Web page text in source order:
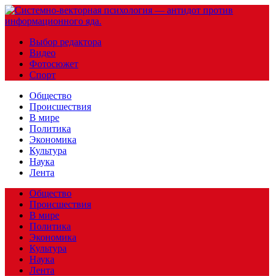
Выбор редактора
Видео
Фотосюжет
Спорт
Общество
Происшествия
В мире
Политика
Экономика
Культура
Наука
Лента
Общество
Происшествия
В мире
Политика
Экономика
Культура
Наука
Лента